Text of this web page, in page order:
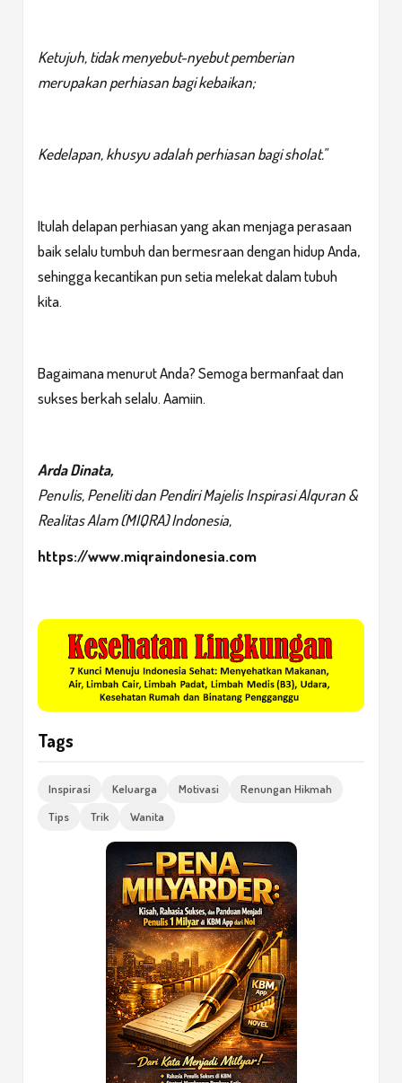
Ketujuh, tidak menyebut-nyebut pemberian
merupakan perhiasan bagi kebaikan;
Kedelapan, khusyu adalah perhiasan bagi sholat."
Itulah delapan perhiasan yang akan menjaga perasaan
baik selalu tumbuh dan bermesraan dengan hidup Anda,
sehingga kecantikan pun setia melekat dalam tubuh
kita.
Bagaimana menurut Anda? Semoga bermanfaat dan
sukses berkah selalu. Aamiin.
Arda Dinata,
Penulis, Peneliti dan Pendiri Majelis Inspirasi Alquran &
Realitas Alam (MIQRA) Indonesia,
https://www.miqraindonesia.com
Tags
Inspirasi Keluarga Motivasi
Renungan Hikmah
Tips
Trik Wanita